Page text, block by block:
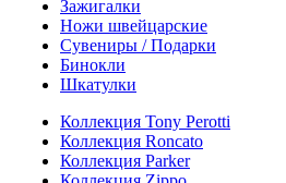
Зажигалки
Ножи швейцарские
Сувениры / Подарки
Бинокли
Шкатулки
Коллекция Tony Perotti
Коллекция Roncato
Коллекция Parker